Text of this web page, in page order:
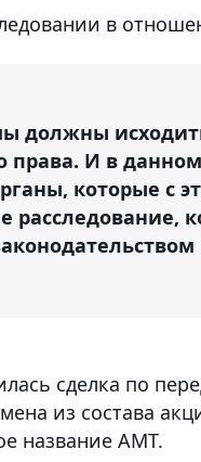
в
должны
И в данном
которые с
расследование,
сделка по
из состава
название АМТ.